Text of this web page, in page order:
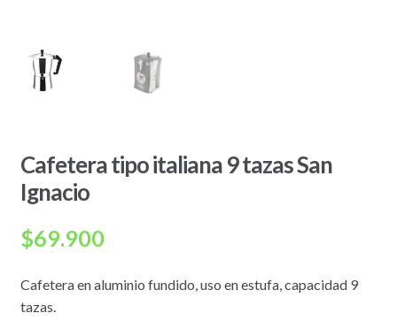
Cafetera tipo italiana 9 tazas San
Ignacio
$69.900
Cafetera en aluminio fundido, uso en estufa, capacidad 9
tazas.